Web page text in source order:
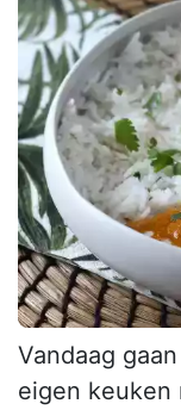
Vandaag
eigen keuken